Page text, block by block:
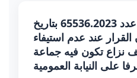
قرار تعقيبي عدد 65536.2023 بتاريخ
: بطلان القرار عند عدم استيفاء
نزاع تكون فيه جماعة
على النيابة العمومية